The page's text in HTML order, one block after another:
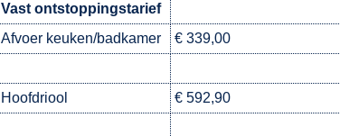
Vast ontstoppingstarief
Afvoer keuken/badkamer
€ 339,00
Hoofdriool
€ 592,90